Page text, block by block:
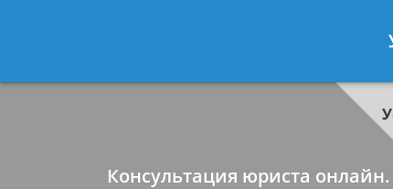
-
Консультация юриста